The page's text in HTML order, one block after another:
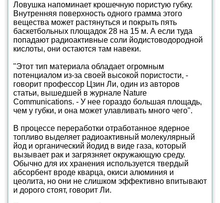
Ловушка напоминает крошечную пористую губку.
Внутренняя поверхность одного грамма этого
вещества может растянуться и покрыть пять
баскетбольных площадок 28 на 15 м. А если туда
попадают радиоактивные соли йодистоводородной
кислоты, они остаются там навеки.
"Этот тип материала обладает огромным
потенциалом из-за своей высокой пористости, -
говорит профессор Цзин Ли, один из авторов
статьи, вышедшей в журнале Nature
Communications. - У нее гораздо большая площадь,
чем у губки, и она может улавливать много чего".
В процессе переработки отработанное ядерное
топливо выделяет радиоактивный молекулярный
йод и органический йодид в виде газа, который
вызывает рак и загрязняет окружающую среду.
Обычно для их хранения используется твердый
абсорбент вроде кварца, окиси алюминия и
цеолита, но они не слишком эффективно впитывают
и дорого стоят, говорит Ли.